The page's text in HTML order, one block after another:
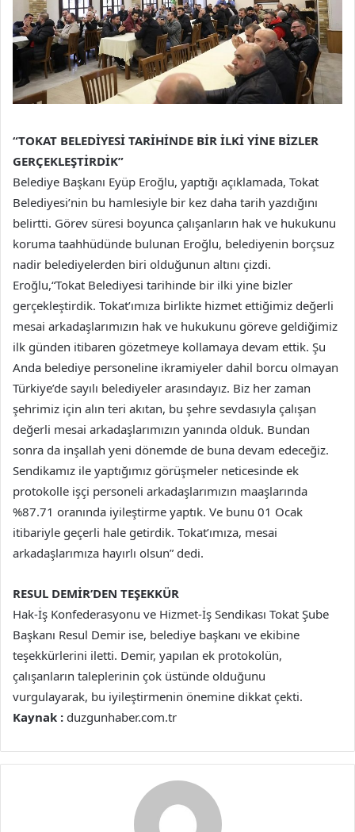
“TOKAT BELEDİYESİ TARİHİNDE BİR İLKİ YİNE BİZLER
GERÇEKLEŞTİRDİK”
Belediye Başkanı Eyüp Eroğlu, yaptığı açıklamada, Tokat
Belediyesi’nin bu hamlesiyle bir kez daha tarih yazdığını
belirtti. Görev süresi boyunca çalışanların hak ve hukukunu
koruma taahhüdünde bulunan Eroğlu, belediyenin borçsuz
nadir belediyelerden biri olduğunun altını çizdi.
Eroğlu,“Tokat Belediyesi tarihinde bir ilki yine bizler
gerçekleştirdik. Tokat’ımıza birlikte hizmet ettiğimiz değerli
mesai arkadaşlarımızın hak ve hukukunu göreve geldiğimiz
ilk günden itibaren gözetmeye kollamaya devam ettik. Şu
Anda belediye personeline ikramiyeler dahil borcu olmayan
Türkiye’de sayılı belediyeler arasındayız. Biz her zaman
şehrimiz için alın teri akıtan, bu şehre sevdasıyla çalışan
değerli mesai arkadaşlarımızın yanında olduk. Bundan
sonra da inşallah yeni dönemde de buna devam edeceğiz.
Sendikamız ile yaptığımız görüşmeler neticesinde ek
protokolle işçi personeli arkadaşlarımızın maaşlarında
%87.71 oranında iyileştirme yaptık. Ve bunu 01 Ocak
itibariyle geçerli hale getirdik. Tokat’ımıza, mesai
arkadaşlarımıza hayırlı olsun” dedi.
RESUL DEMİR’DEN TEŞEKKÜR
Hak-İş Konfederasyonu ve Hizmet-İş Sendikası Tokat Şube
Başkanı Resul Demir ise, belediye başkanı ve ekibine
teşekkürlerini iletti. Demir, yapılan ek protokolün,
çalışanların taleplerinin çok üstünde olduğunu
vurgulayarak, bu iyileştirmenin önemine dikkat çekti.
Kaynak : duzgunhaber.com.tr